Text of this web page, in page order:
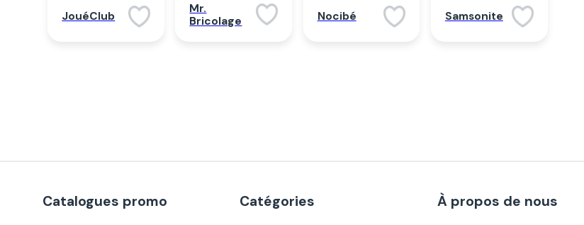
JouéClub
Mr.
Bricolage
Nocibé Samsonite
Catalogues promo Catégories À propos de nous